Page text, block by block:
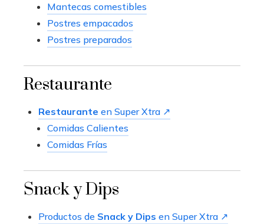
Mantecas comestibles
Postres empacados
Postres preparados
Restaurante
Restaurante en Super Xtra ↗
Comidas Calientes
Comidas Frías
Snack y Dips
Productos de Snack y Dips en Super Xtra ↗